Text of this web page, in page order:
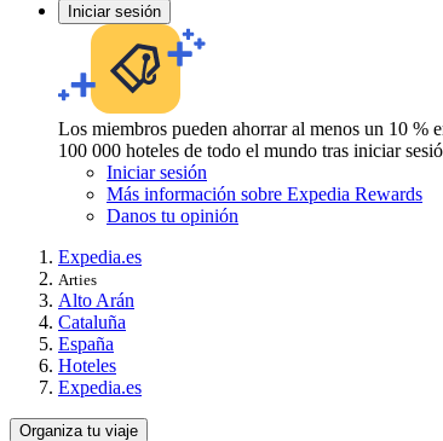
Iniciar sesión
Los miembros pueden ahorrar al menos un 10 %
100 000 hoteles de todo el mundo tras iniciar
Iniciar sesión
Más información sobre Expedia Rewards
Danos tu opinión
Expedia.es
Arties
Alto Arán
Cataluña
España
Hoteles
Expedia.es
Organiza tu viaje